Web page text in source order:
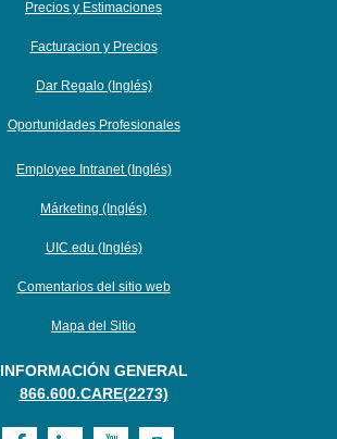
Precios y Estimaciones
Facturacion y Precios
Dar Regalo (Inglés)
Oportunidades Profesionales
Employee Intranet (Inglés)
Márketing (Inglés)
UIC.edu (Inglés)
Comentarios del sitio web
Mapa del Sitio
INFORMACIÓN GENERAL
866.600.CARE(2273)